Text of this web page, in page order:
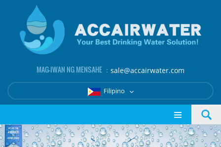
MAG-IWAN NG MENSAHE ： sale@accairwater.com
Filipino